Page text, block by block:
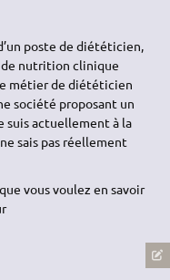
poste de diététicien,
de nutrition clinique
métier de diététicien
société proposant un
suis actuellement à la
sais pas réellement
vous voulez en savoir